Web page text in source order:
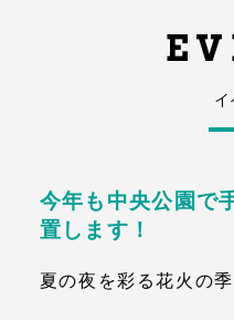
イ
今年も中央公園で
置します！
夏の夜を彩る花火の